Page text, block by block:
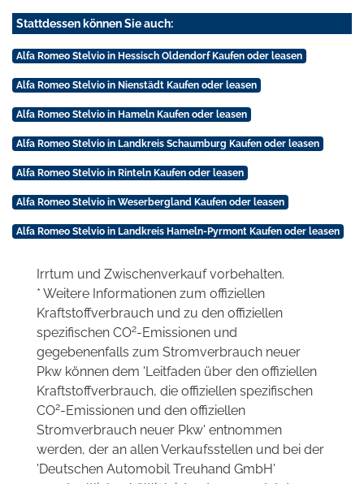
Stattdessen können Sie auch:
Alfa Romeo Stelvio in Hessisch Oldendorf Kaufen oder leasen
Alfa Romeo Stelvio in Nienstädt Kaufen oder leasen
Alfa Romeo Stelvio in Hameln Kaufen oder leasen
Alfa Romeo Stelvio in Landkreis Schaumburg Kaufen oder leasen
Alfa Romeo Stelvio in Rinteln Kaufen oder leasen
Alfa Romeo Stelvio in Weserbergland Kaufen oder leasen
Alfa Romeo Stelvio in Landkreis Hameln-Pyrmont Kaufen oder leasen
Irrtum und Zwischenverkauf vorbehalten.
* Weitere Informationen zum offiziellen
Kraftstoffverbrauch und zu den offiziellen
spezifischen CO2-Emissionen und
gegebenenfalls zum Stromverbrauch neuer
Pkw können dem 'Leitfaden über den offiziellen
Kraftstoffverbrauch, die offiziellen spezifischen
CO2-Emissionen und den offiziellen
Stromverbrauch neuer Pkw' entnommen
werden, der an allen Verkaufsstellen und bei der
'Deutschen Automobil Treuhand GmbH'